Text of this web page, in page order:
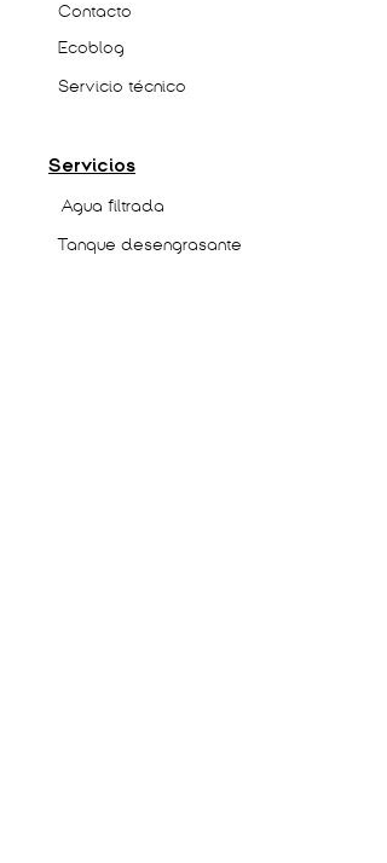
Contacto
Ecoblog
Servicio técnico
Servicios
Agua filtrada
Tanque desengrasante